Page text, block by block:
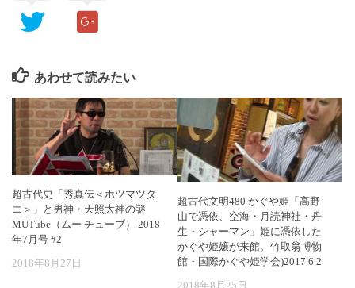
あわせて読みたい
超古代史「秀真伝＜ホツマツタ
エ＞」と男神・天照大神の謎
MUTube（ムー チューブ） 2018
年7月号 #2
2018年8月27日
超古代文明480 かぐや姫「高野
山で憑依、空海・月読神社・丹
生・シャーマン」姫に憑依した
かぐや姫嬢が来館。竹取翁博物
館・国際かぐや姫学会)2017.6.2
2018年8月25日